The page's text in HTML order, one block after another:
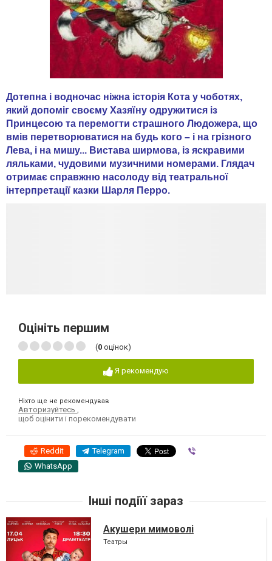
Дотепна і водночас ніжна історія Кота у чоботях,
який допоміг своєму Хазяїну одружитися із
Принцесою та перемогти страшного Людожера, що
вмів перетворюватися на будь кого – і на грізного
Лева, і на мишу... Вистава ширмова, із яскравими
ляльками, чудовими музичними номерами. Глядач
отримає справжню насолоду від театральної
інтерпретації казки Шарля Перро.
Оцініть першим
(0 оцінок)
Я рекомендую
Ніхто ще не рекомендував
Авторизуйтесь
щоб оцінити і порекомендувати
Reddit Telegram
WhatsApp
Інші подіїї зараз
Акушери мимоволі
Театры